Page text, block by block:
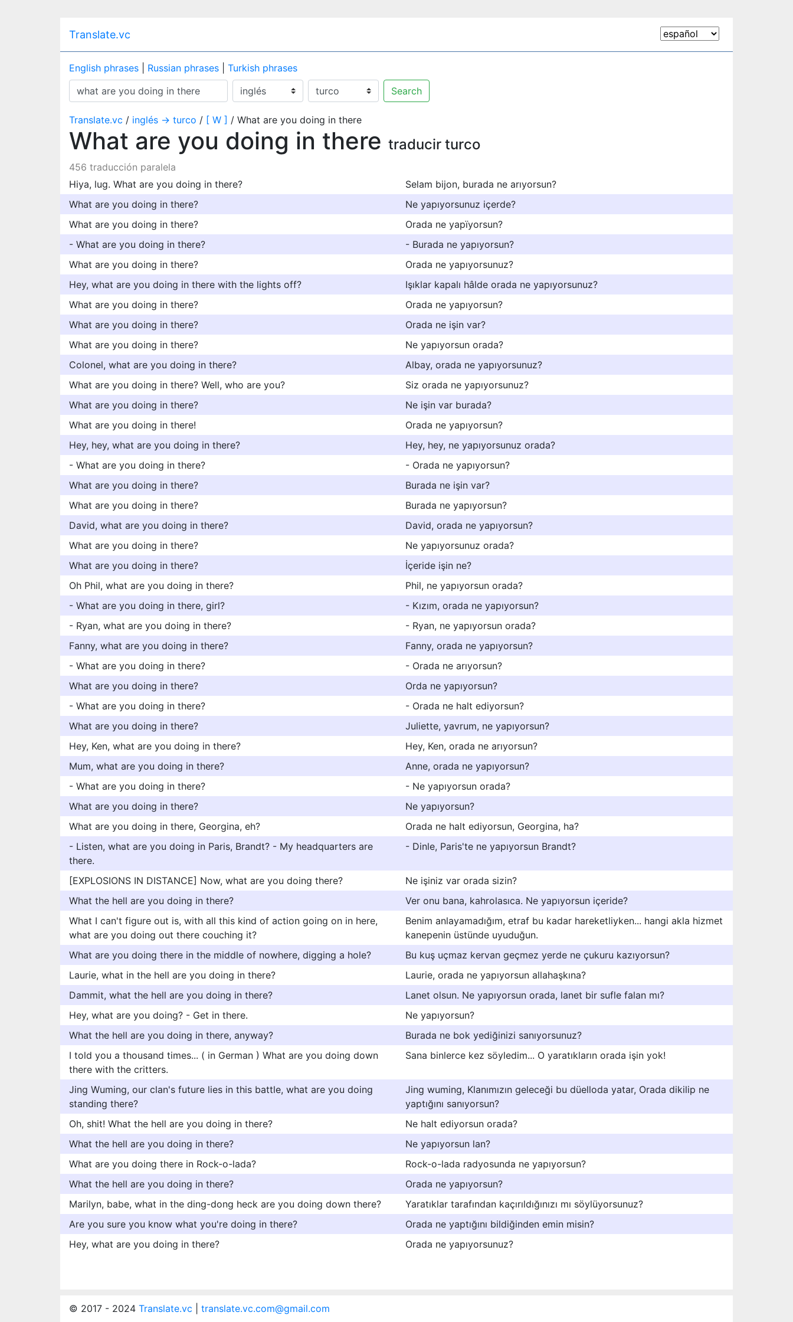
Translate.vc
English phrases Russian phrases
Turkish phrases
Search
Translate.vc / inglés → turco / [ W ] / What are you doing in there
What are you doing in there traducir turco
456 traducción paralela
Hiya, lug. What are you doing in there?
Selam bijon, burada ne arıyorsun?
What are you doing in there?
Ne yapıyorsunuz içerde?
What are you doing in there?
Orada ne yapïyorsun?
- What are you doing in there?
- Burada ne yapıyorsun?
What are you doing in there?
Orada ne yapıyorsunuz?
Hey, what are you doing in there with the lights off?
Işıklar kapalı hâlde orada ne yapıyorsunuz?
What are you doing in there?
Orada ne yapıyorsun?
What are you doing in there?
Orada ne işin var?
What are you doing in there?
Ne yapıyorsun orada?
Colonel, what are you doing in there?
Albay, orada ne yapıyorsunuz?
What are you doing in there? Well, who are you?
Siz orada ne yapıyorsunuz?
What are you doing in there?
Ne işin var burada?
What are you doing in there!
Orada ne yapıyorsun?
Hey, hey, what are you doing in there?
Hey, hey, ne yapıyorsunuz orada?
- What are you doing in there?
- Orada ne yapıyorsun?
What are you doing in there?
Burada ne işin var?
What are you doing in there?
Burada ne yapıyorsun?
David, what are you doing in there?
David, orada ne yapıyorsun?
What are you doing in there?
Ne yapıyorsunuz orada?
What are you doing in there?
İçeride işin ne?
Oh Phil, what are you doing in there?
Phil, ne yapıyorsun orada?
- What are you doing in there, girl?
- Kızım, orada ne yapıyorsun?
- Ryan, what are you doing in there?
- Ryan, ne yapıyorsun orada?
Fanny, what are you doing in there?
Fanny, orada ne yapıyorsun?
- What are you doing in there?
- Orada ne arıyorsun?
What are you doing in there?
Orda ne yapıyorsun?
- What are you doing in there?
- Orada ne halt ediyorsun?
What are you doing in there?
Juliette, yavrum, ne yapıyorsun?
Hey, Ken, what are you doing in there?
Hey, Ken, orada ne arıyorsun?
Mum, what are you doing in there?
Anne, orada ne yapıyorsun?
- What are you doing in there?
- Ne yapıyorsun orada?
What are you doing in there?
Ne yapıyorsun?
What are you doing in there, Georgina, eh?
Orada ne halt ediyorsun, Georgina, ha?
- Listen, what are you doing in Paris, Brandt? - My headquarters are
there.
- Dinle, Paris'te ne yapıyorsun Brandt?
[EXPLOSIONS IN DISTANCE] Now, what are you doing there?
Ne işiniz var orada sizin?
What the hell are you doing in there?
Ver onu bana, kahrolasıca. Ne yapıyorsun içeride?
What I can't figure out is, with all this kind of action going on in here,
what are you doing out there couching it?
Benim anlayamadığım, etraf bu kadar hareketliyken... hangi akla hizmet
kanepenin üstünde uyuduğun.
What are you doing there in the middle of nowhere, digging a hole?
Bu kuş uçmaz kervan geçmez yerde ne çukuru kazıyorsun?
Laurie, what in the hell are you doing in there?
Laurie, orada ne yapıyorsun allahaşkına?
Dammit, what the hell are you doing in there?
Lanet olsun. Ne yapıyorsun orada, lanet bir sufle falan mı?
Hey, what are you doing? - Get in there.
Ne yapıyorsun?
What the hell are you doing in there, anyway?
Burada ne bok yediğinizi sanıyorsunuz?
I told you a thousand times... ( in German ) What are you doing down
there with the critters.
Sana binlerce kez söyledim... O yaratıkların orada işin yok!
Jing Wuming, our clan's future lies in this battle, what are you doing
standing there?
Jing wuming, Klanımızın geleceği bu düelloda yatar, Orada dikilip ne
yaptığını sanıyorsun?
Oh, shit! What the hell are you doing in there?
Ne halt ediyorsun orada?
What the hell are you doing in there?
Ne yapıyorsun lan?
What are you doing there in Rock-o-lada?
Rock-o-lada radyosunda ne yapıyorsun?
What the hell are you doing in there?
Orada ne yapıyorsun?
Marilyn, babe, what in the ding-dong heck are you doing down there?
Yaratıklar tarafından kaçırıldığınızı mı söylüyorsunuz?
Are you sure you know what you're doing in there?
Orada ne yaptığını bildiğinden emin misin?
Hey, what are you doing in there?
Orada ne yapıyorsunuz?
© 2017 - 2024 Translate.vc translate.vc.com@gmail.com